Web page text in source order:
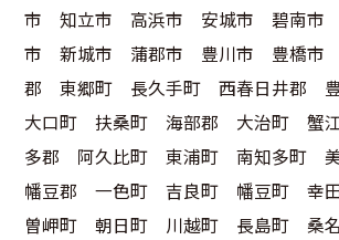
市 知立市 高浜市 安城市 碧南市
市 新城市 蒲郡市 豊川市 豊橋市
郡 東郷町 長久手町 西春日井郡
大口町 扶桑町 海部郡 大治町 蟹
多郡 阿久比町 東浦町 南知多町
幡豆郡 一色町 吉良町 幡豆町 幸
曽岬町 朝日町 川越町 長島町 桑